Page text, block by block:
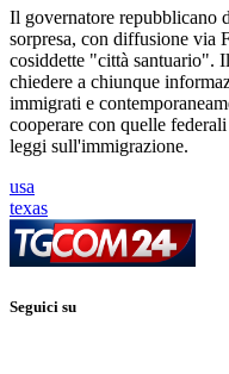
Il governatore repubblicano
sorpresa, con diffusione via
cosiddette "città santuario".
chiedere a chiunque
immigrati e
cooperare con quelle
leggi sull'immigrazione.
usa
texas
Seguici su